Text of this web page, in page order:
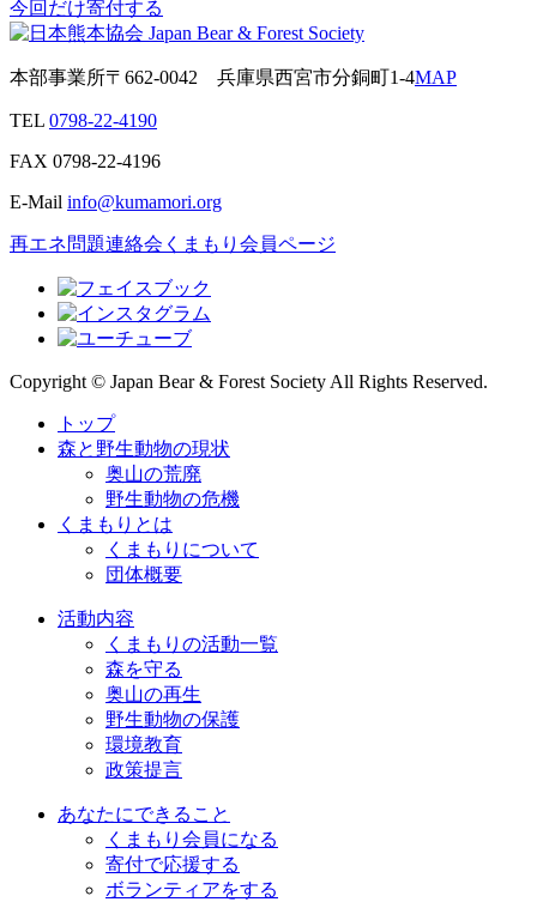
今回だけ寄付する
本部事業所〒662-0042 兵庫県西宮市分銅町1-4MAP
TEL 0798-22-4190
FAX 0798-22-4196
E-Mail info@kumamori.org
再エネ問題連絡会 くまもり会員ページ
Copyright © Japan Bear & Forest Society All Rights Reserved.
トップ
森と野生動物の現状
奥山の荒廃
野生動物の危機
くまもりとは
くまもりについて
団体概要
活動内容
くまもりの活動一覧
森を守る
奥山の再生
野生動物の保護
環境教育
政策提言
あなたにできること
くまもり会員になる
寄付で応援する
ボランティアをする